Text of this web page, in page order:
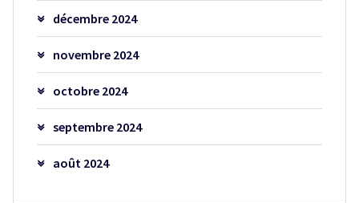
décembre 2024
novembre 2024
octobre 2024
septembre 2024
août 2024